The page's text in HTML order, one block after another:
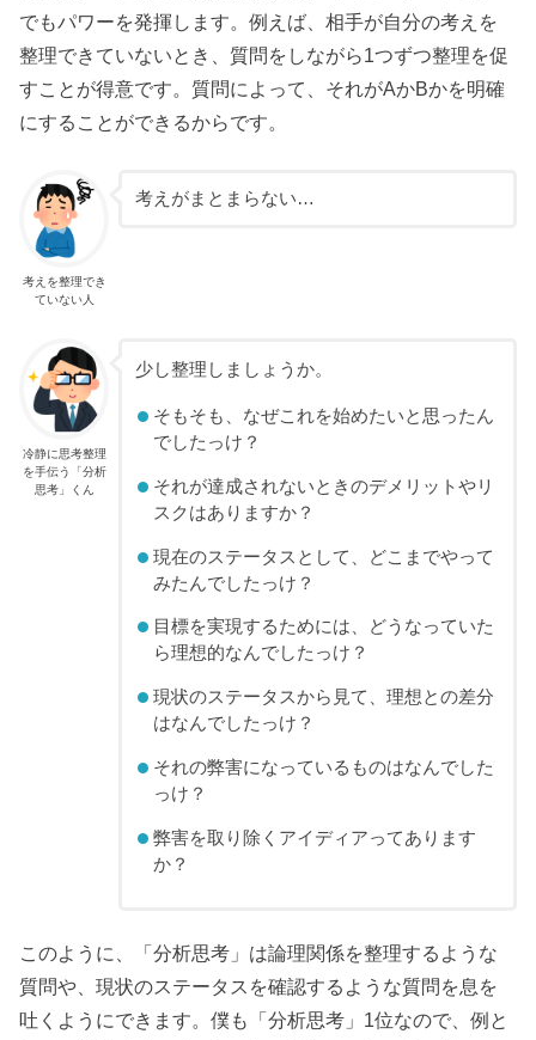
でもパワーを発揮します。例えば、相手が自分の考えを
整理できていないとき、質問をしながら1つずつ整理を促
すことが得意です。質問によって、それがAかBかを明確
にすることができるからです。
考えを整理でき
ていない人
考えがまとまらない…
冷静に思考整理
を手伝う「分析
思考」くん
少し整理しましょうか。
そもそも、なぜこれを始めたいと思ったん
でしたっけ？
それが達成されないときのデメリットやリ
スクはありますか？
現在のステータスとして、どこまでやって
みたんでしたっけ？
目標を実現するためには、どうなっていた
ら理想的なんでしたっけ？
現状のステータスから見て、理想との差分
はなんでしたっけ？
それの弊害になっているものはなんでした
っけ？
弊害を取り除くアイディアってあります
か？
このように、「分析思考」は論理関係を整理するような
質問や、現状のステータスを確認するような質問を息を
吐くようにできます。僕も「分析思考」1位なので、例と